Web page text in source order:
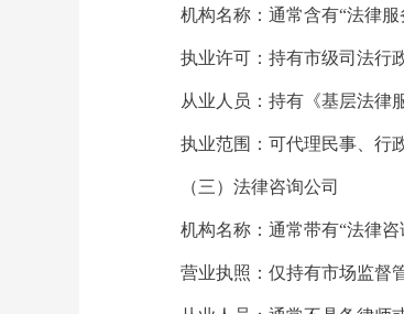
机构名称：通常含有“法律服
执业许可：持有市级司法行
从业人员：持有《基层法律
执业范围：可代理民事、行
（三）法律咨询公司
机构名称：通常带有“法律咨
营业执照：仅持有市场监督